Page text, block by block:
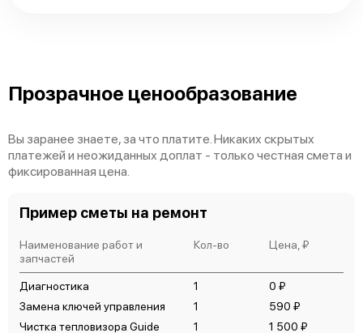
Прозрачное ценообразование
Вы заранее знаете, за что платите. Никаких скрытых
платежей и неожиданных доплат - только честная смета и
фиксированная цена.
Пример сметы на ремонт
Наименование работ и
запчастей
Кол-во Цена, ₽
Диагностика 1
0 ₽
Замена ключей управления
1
590 ₽
Чистка тепловизора Guide
1 1 500 ₽